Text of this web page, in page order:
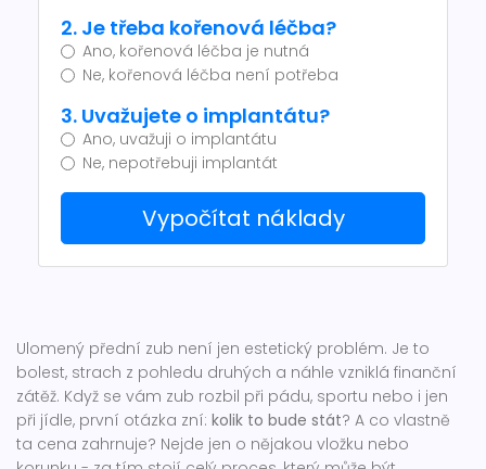
2. Je třeba kořenová léčba?
Ano, kořenová léčba je nutná
Ne, kořenová léčba není potřeba
3. Uvažujete o implantátu?
Ano, uvažuji o implantátu
Ne, nepotřebuji implantát
Vypočítat náklady
Ulomený přední zub není jen estetický problém. Je to
bolest, strach z pohledu druhých a náhle vzniklá finanční
zátěž. Když se vám zub rozbil při pádu, sportu nebo i jen
při jídle, první otázka zní: kolik to bude stát? A co vlastně
ta cena zahrnuje? Nejde jen o nějakou vložku nebo